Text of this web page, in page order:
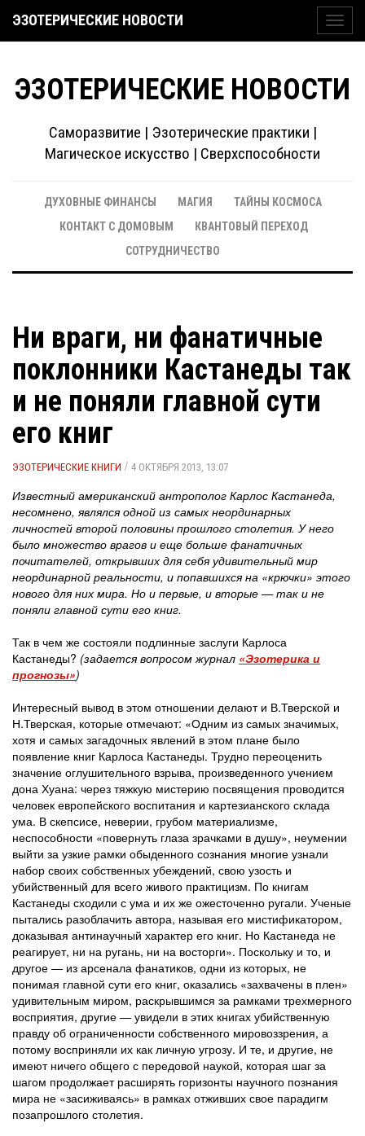
ЭЗОТЕРИЧЕСКИЕ НОВОСТИ
ЭЗОТЕРИЧЕСКИЕ НОВОСТИ
Саморазвитие | Эзотерические практики |
Магическое искусство | Сверхспособности
ДУХОВНЫЕ ФИНАНСЫ МАГИЯ
ТАЙНЫ КОСМОСА
КОНТАКТ С ДОМОВЫМ
КВАНТОВЫЙ ПЕРЕХОД
СОТРУДНИЧЕСТВО
Ни враги, ни фанатичные
поклонники Кастанеды так
и не поняли главной сути
его книг
ЭЗОТЕРИЧЕСКИЕ КНИГИ / 4 ОКТЯБРЯ 2013, 13:07
Известный американский антрополог Карлос Кастанеда,
несомнено, являлся одной из самых неординарных
личностей второй половины прошлого столетия. У него
было множество врагов и еще больше фанатичных
почитателей, открывших для себя удивительный мир
неординарной реальности, и попавшихся на «крючки» этого
нового для них мира. Но и первые, и вторые — так и не
поняли главной сути его книг.
Так в чем же состояли подлинные заслуги Карлоса
Кастанеды? (задается вопросом журнал «Эзотерика и
прогнозы»)
Интересный вывод в этом отношении делают и В.Тверской и
Н.Тверская, которые отмечают: «Одним из самых значимых,
хотя и самых загадочных явлений в этом плане было
появление книг Карлоса Кастанеды. Трудно переоценить
значение оглушительного взрыва, произведенного учением
дона Хуана: через тяжкую мистерию посвящения проводится
человек европейского воспитания и картезианского склада
ума. В скепсисе, неверии, грубом материализме,
неспособности «повернуть глаза зрачками в душу», неумении
выйти за узкие рамки обыденного сознания многие узнали
набор своих собственных убеждений, свою узость и
убийственный для всего живого практицизм. По книгам
Кастанеды сходили с ума и их же ожесточенно ругали. Ученые
пытались разоблачить автора, называя его мистификатором,
доказывая антинаучный характер его книг. Но Кастанеда не
реагирует, ни на ругань, ни на восторги». Поскольку и то, и
другое — из арсенала фанатиков, одни из которых, не
понимая главной сути его книг, оказались «захвачены в плен»
удивительным миром, раскрывшимся за рамками трехмерного
восприятия, другие — увидели в этих книгах убийственную
правду об ограниченности собственного мировоззрения, а
потому восприняли их как личную угрозу. И те, и другие, не
имеют ничего общего с передовой наукой, которая шаг за
шагом продолжает расширять горизонты научного познания
мира не «засиживаясь» в рамках отживших свое парадигм
позапрошлого столетия.